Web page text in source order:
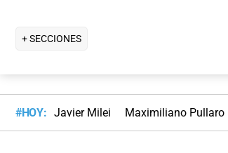
+ SECCIONES
#HOY: Javier Milei Maximiliano Pullaro